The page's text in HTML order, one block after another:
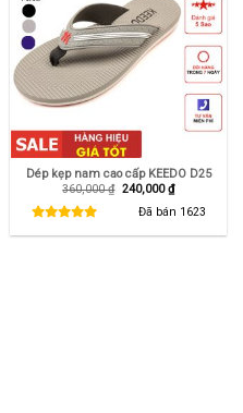
Dép kẹp nam cao cấp KEEDO D25
360,000₫ Giá
240,000₫Giá
hiện
tại
Đã bán 1623